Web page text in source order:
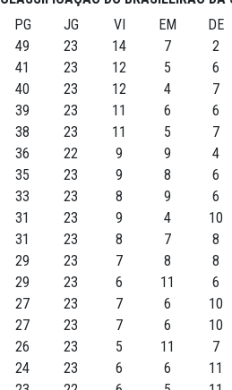
PG JG VI EM
DE
49 23 14 7
2
41 23 12 5
6
40 23 12 4
7
39 23 11 6
6
38 23 11 5
7
36 22 9 9
4
35 23 9 8
6
33 23 8 9
6
31 23 9 4
10
31 23 8 7
8
29 23 7 8
8
29 23 6 11
6
27 23 7 6
10
27 23 7 6
10
26 23 5 11
7
24 23 6 6
11